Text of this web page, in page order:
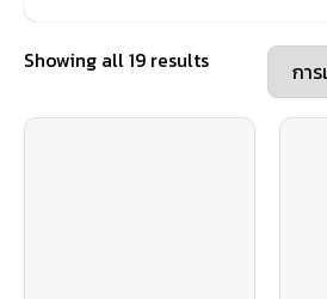
Showing all 19 results